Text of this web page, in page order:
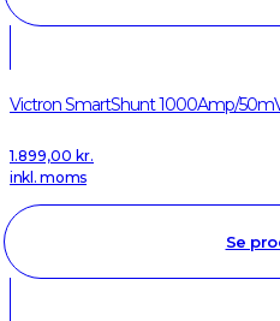
Victron SmartShunt 1000Amp/
1.899,00 kr.
inkl. moms
Se